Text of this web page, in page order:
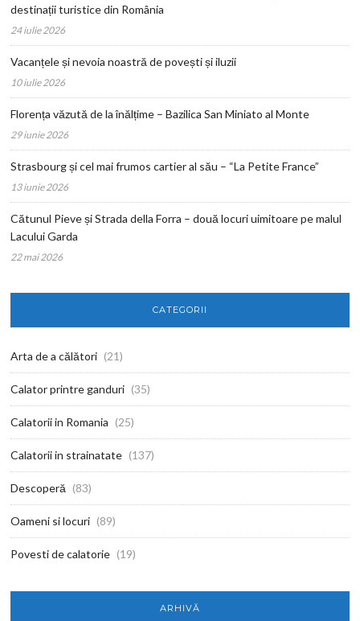
destinații turistice din România
24 iulie 2026
Vacanțele și nevoia noastră de povești și iluzii
10 iulie 2026
Florența văzută de la înălțime – Bazilica San Miniato al Monte
29 iunie 2026
Strasbourg și cel mai frumos cartier al său – “La Petite France”
13 iunie 2026
Cătunul Pieve și Strada della Forra – două locuri uimitoare pe malul
Lacului Garda
22 mai 2026
CATEGORII
Arta de a călători (21)
Calator printre ganduri (35)
Calatorii in Romania (25)
Calatorii in strainatate (137)
Descoperă (83)
Oameni si locuri (89)
Povesti de calatorie (19)
ARHIVĂ